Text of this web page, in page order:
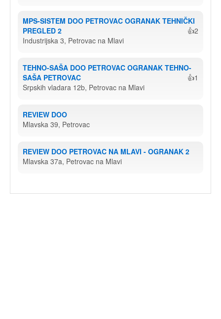
MPS-SISTEM DOO PETROVAC OGRANAK TEHNIČKI
PREGLED 2
👍2
Industrijska 3, Petrovac na Mlavi
TEHNO-SAŠA DOO PETROVAC OGRANAK TEHNO-
SAŠA PETROVAC
👍1
Srpskih vladara 12b, Petrovac na Mlavi
REVIEW DOO
Mlavska 39, Petrovac
REVIEW DOO PETROVAC NA MLAVI - OGRANAK 2
Mlavska 37a, Petrovac na Mlavi